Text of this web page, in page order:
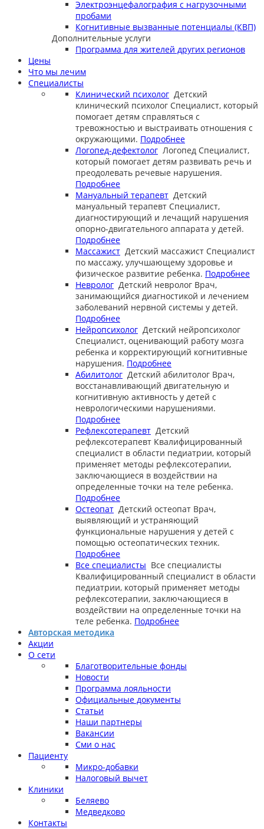
Электроэнцефалография с нагрузочными
пробами
Когнитивные вызванные потенциалы (КВП)
Дополнительные услуги
Программа для жителей других регионов
Цены
Что мы лечим
Специалисты
Клинический психолог Детский
клинический психолог Специалист, который
помогает детям справляться с
тревожностью и выстраивать отношения с
окружающими. Подробнее
Логопед-дефектолог Логопед Специалист,
который помогает детям развивать речь и
преодолевать речевые нарушения.
Подробнее
Мануальный терапевт Детский
мануальный терапевт Специалист,
диагностирующий и лечащий нарушения
опорно-двигательного аппарата у детей.
Подробнее
Массажист Детский массажист Специалист
по массажу, улучшающему здоровье и
физическое развитие ребенка. Подробнее
Невролог Детский невролог Врач,
занимающийся диагностикой и лечением
заболеваний нервной системы у детей.
Подробнее
Нейропсихолог Детский нейропсихолог
Специалист, оценивающий работу мозга
ребенка и корректирующий когнитивные
нарушения. Подробнее
Абилитолог Детский абилитолог Врач,
восстанавливающий двигательную и
когнитивную активность у детей с
неврологическими нарушениями.
Подробнее
Рефлексотерапевт Детский
рефлексотерапевт Квалифицированный
специалист в области педиатрии, который
применяет методы рефлексотерапии,
заключающиеся в воздействии на
определенные точки на теле ребенка.
Подробнее
Остеопат Детский остеопат Врач,
выявляющий и устраняющий
функциональные нарушения у детей с
помощью остеопатических техник.
Подробнее
Все специалисты Все специалисты
Квалифицированный специалист в области
педиатрии, который применяет методы
рефлексотерапии, заключающиеся в
воздействии на определенные точки на
теле ребенка. Подробнее
Авторская методика
Акции
О сети
Благотворительные фонды
Новости
Программа лояльности
Официальные документы
Статьи
Наши партнеры
Вакансии
Сми о нас
Пациенту
Микро-добавки
Налоговый вычет
Клиники
Беляево
Медведково
Контакты